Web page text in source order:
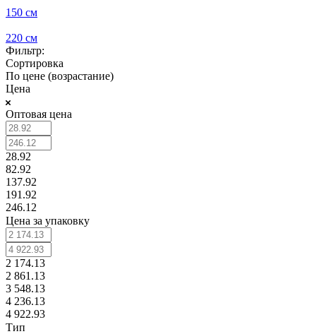
150 см
220 см
Фильтр:
Сортировка
По цене (возрастание)
Цена
Оптовая цена
28.92
82.92
137.92
191.92
246.12
Цена за упаковку
2 174.13
2 861.13
3 548.13
4 236.13
4 922.93
Тип